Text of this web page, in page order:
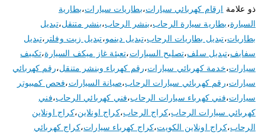
ذو علامة ارقام كهربائي سيارات،بطاريات سيارات،بطارية
السيارة،بطارية سيارة الرحاب،بنشر الرحاب،بنشر متنقل،تبديل
بطاريات،تبديل بطاريات الرحاب،تبديل دينمو،تبديل زيت وفلتر ،تبديل
سفايف،تبديل سلف،تصليح السيارات،تعبئة غاز ميكف السيارة،تكييف
سيارات،خدمة كهربائي سيارات،رقم كهرباء وبنشر متنقل،رقم كهربائي
سيارات،رقم كهربائي سيارات الرحاب،صيانة السيارات،فحص كمبيوتر
سيارات،فني كهرباء سيارات الرحاب،فني كهربائي الرحاب،فني
كهربائي سيارات الرحاب،كراج الرحاب،كراج اونلاين،كراج اونلاين
الرحاب،كراج اونلاين الكويت،كراج كهرباء سيارات،كراج كهربائي